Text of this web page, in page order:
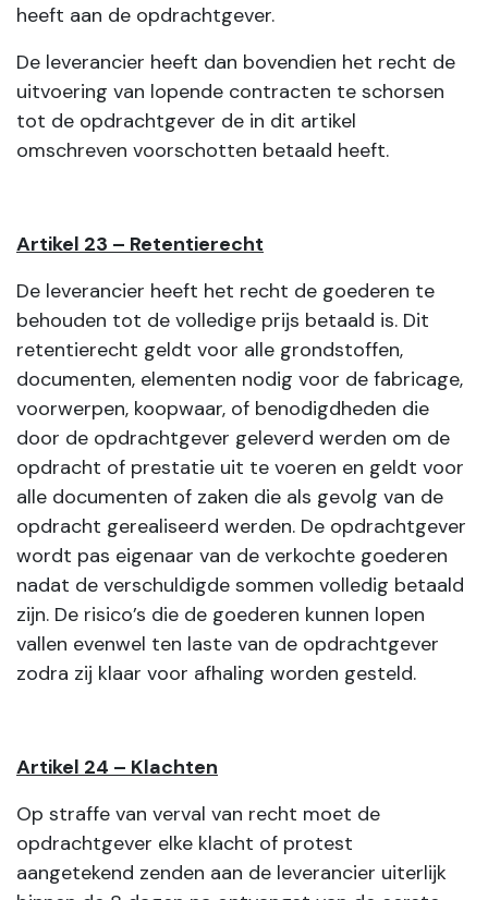
heeft aan de opdrachtgever.
De leverancier heeft dan bovendien het recht de
uitvoering van lopende contracten te schorsen
tot de opdrachtgever de in dit artikel
omschreven voorschotten betaald heeft.
Artikel 23 – Retentierecht
De leverancier heeft het recht de goederen te
behouden tot de volledige prijs betaald is. Dit
retentierecht geldt voor alle grondstoffen,
documenten, elementen nodig voor de fabricage,
voorwerpen, koopwaar, of benodigdheden die
door de opdrachtgever geleverd werden om de
opdracht of prestatie uit te voeren en geldt voor
alle documenten of zaken die als gevolg van de
opdracht gerealiseerd werden. De opdrachtgever
wordt pas eigenaar van de verkochte goederen
nadat de verschuldigde sommen volledig betaald
zijn. De risico’s die de goederen kunnen lopen
vallen evenwel ten laste van de opdrachtgever
zodra zij klaar voor afhaling worden gesteld.
Artikel 24 – Klachten
Op straffe van verval van recht moet de
opdrachtgever elke klacht of protest
aangetekend zenden aan de leverancier uiterlijk